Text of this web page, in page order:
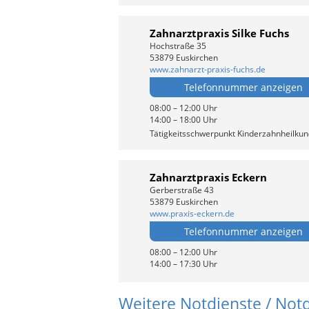
Zahnarztpraxis Silke Fuchs
Hochstraße 35
53879 Euskirchen
www.zahnarzt-praxis-fuchs.de
Telefonnummer anzeigen
08:00 – 12:00 Uhr
14:00 – 18:00 Uhr
Tätigkeitsschwerpunkt
Zahnarztpraxis Eckern
Gerberstraße 43
53879 Euskirchen
www.praxis-eckern.de
Telefonnummer anzeigen
08:00 – 12:00 Uhr
14:00 – 17:30 Uhr
Weitere Notdienste /